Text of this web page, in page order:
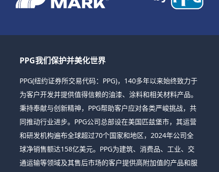
PPG我们保护并美化世界
PPG(纽约证券所交易代码：PPG)，140多年以来始终致力于
为客户开发并提供值得信赖的油漆、涂料和相关材料产品。
秉持奉献与创新精神，PPG帮助客户应对各类严峻挑战，共
同推动行业进步。PPG公司总部设在美国匹兹堡市，其运营
和研发机构遍布全球超过70个国家和地区，2024年公司全
球净销售额达158亿美元。PPG为建筑、消费品、工业、交
通运输等领域及其售后市场的客户提供高附加值的产品和服